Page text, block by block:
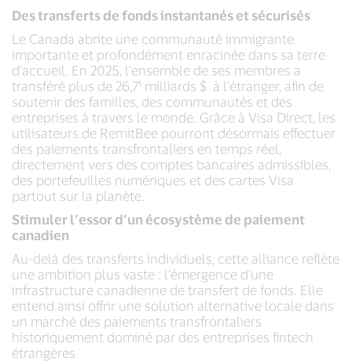
Des transferts de fonds instantanés et sécurisés
Le Canada abrite une communauté immigrante
importante et profondément enracinée dans sa terre
d’accueil. En 2025, l’ensemble de ses membres a
transféré plus de 26,7¹ milliards $ à l’étranger, afin de
soutenir des familles, des communautés et des
entreprises à travers le monde. Grâce à Visa Direct, les
utilisateurs de RemitBee pourront désormais effectuer
des paiements transfrontaliers en temps réel,
directement vers des comptes bancaires admissibles,
des portefeuilles numériques et des cartes Visa
partout sur la planète.
Stimuler l’essor d’un écosystème de paiement
canadien
Au-delà des transferts individuels, cette alliance reflète
une ambition plus vaste : l’émergence d’une
infrastructure canadienne de transfert de fonds. Elle
entend ainsi offrir une solution alternative locale dans
un marché des paiements transfrontaliers
historiquement dominé par des entreprises fintech
étrangères.